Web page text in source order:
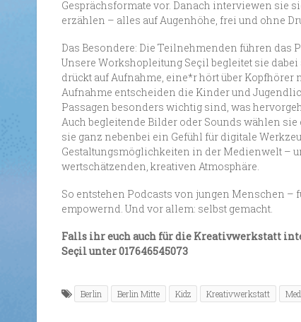
Gesprächsformate vor. Danach interviewen sie
erzählen – alles auf Augenhöhe, frei und ohne
Das Besondere: Die Teilnehmenden führen das
Unsere Workshopleitung Seçil begleitet sie
drückt auf Aufnahme, eine*r hört über Kopfhörer
Aufnahme entscheiden die Kinder und
Passagen besonders wichtig sind, was
Auch begleitende Bilder oder Sounds wählen
sie ganz nebenbei ein Gefühl für digitale
Gestaltungsmöglichkeiten in der Medienwelt –
wertschätzenden, kreativen Atmosphäre.
So entstehen Podcasts von jungen Menschen –
empowernd. Und vor allem: selbst gemacht.
Falls ihr euch auch für die Kreativwerkstatt
Seçil unter 017646545073
Berlin Berlin Mitte Kidz Kreativwerkstatt